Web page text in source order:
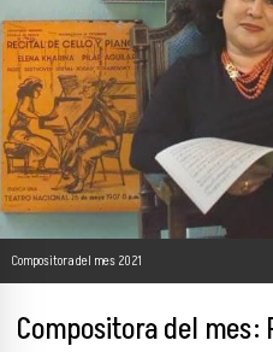
Compositora del mes 2021
Compositora del mes: